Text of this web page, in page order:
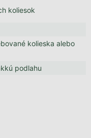
koliesok
kolieska alebo
podlahu